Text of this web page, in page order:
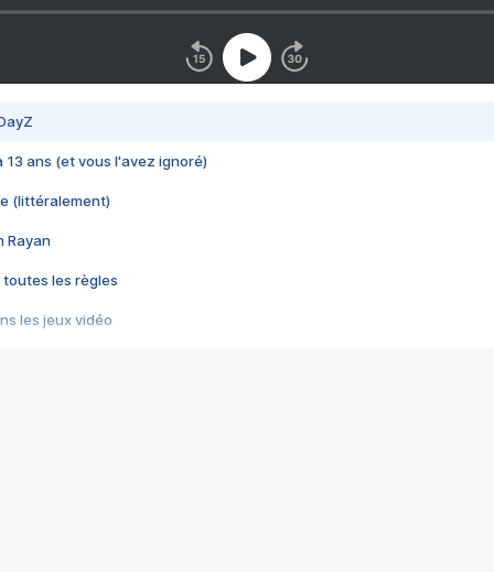
13 ans (et vous l'avez ignoré)
(littéralement)
Rayan
toutes les règles
les jeux vidéo